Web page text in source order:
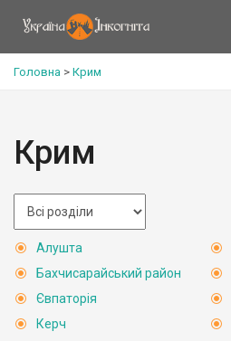
Головна > Крим
Крим
Алушта
Бахчисарайський район
Євпаторія
Керч